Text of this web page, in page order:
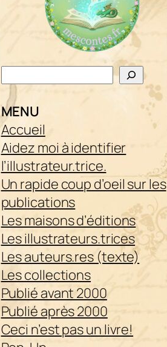
MENU
Accueil
Aidez moi à identifier
l’illustrateur.trice.
Un rapide coup d’oeil sur les
publications
Les maisons d’éditions
Les illustrateurs.trices
Les auteurs.res (texte)
Les collections
Publié avant 2000
Publié après 2000
Ceci n’est pas un livre!